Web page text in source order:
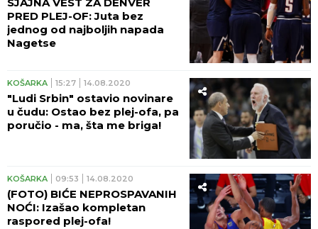
PRED PLEJ-OF: Juta bez
jednog od najboljih napada
Nagetse
KOŠARKA 15:27 14.08.2020
"Ludi Srbin" ostavio novinare
u čudu: Ostao bez plej-ofa, pa
poručio - ma, šta me briga!
KOŠARKA 09:53 14.08.2020
(FOTO) BIĆE NEPROSPAVANIH
NOĆI: Izašao kompletan
raspored plej-ofa!